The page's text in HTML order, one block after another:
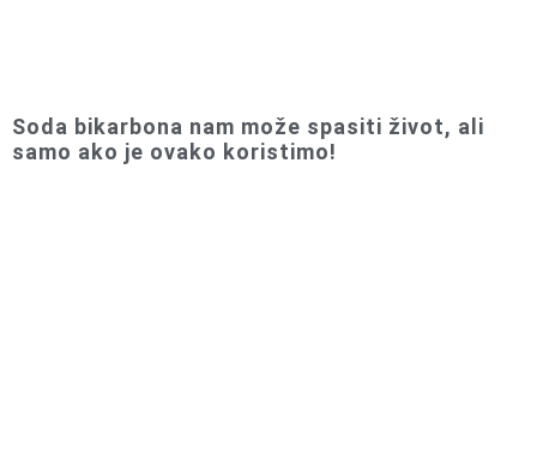
Soda bikarbona nam može spasiti život, ali
samo ako je ovako koristimo!